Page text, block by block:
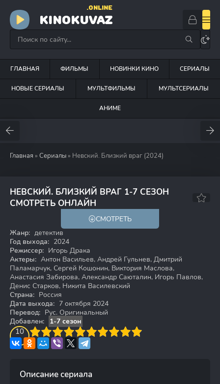
KINOKUVAZ
.ONLINE
ГЛАВНАЯ ФИЛЬМЫ НОВИНКИ КИНО СЕРИАЛЫ
НОВЫЕ СЕРИАЛЫ МУЛЬТФИЛЬМЫ МУЛЬТСЕРИАЛЫ
АНИМЕ
Главная » Сериалы » Невский. Близкий враг (2024)
НЕВСКИЙ. БЛИЗКИЙ ВРАГ 1-7 СЕЗОН
СМОТРЕТЬ ОНЛАЙН
8.2
СМОТРЕТЬ
Жанр: детектив
Год выхода: 2024
Режиссер: Игорь Драка
Актеры: Антон Васильев, Андрей Гульнев, Дмитрий
Паламарчук, Сергей Кошонин, Виктория Маслова,
Анастасия Забирова, Александр Саюталин, Игорь Павлов,
Денис Старков, Никита Василевский
Страна: Россия
Дата выхода: 7 октября 2024
Перевод: Рус. Оригинальный
Добавлен:
1-7 сезон
10
4 5 6 7 8 9 10
Описание сериала